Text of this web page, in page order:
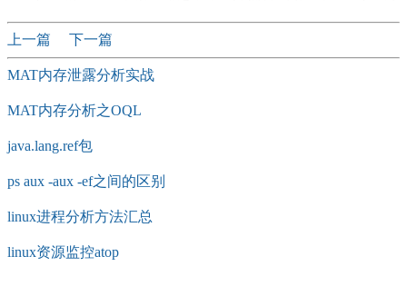
上一篇 下一篇
MAT内存泄露分析实战
MAT内存分析之OQL
java.lang.ref包
ps aux -aux -ef之间的区别
linux进程分析方法汇总
linux资源监控atop